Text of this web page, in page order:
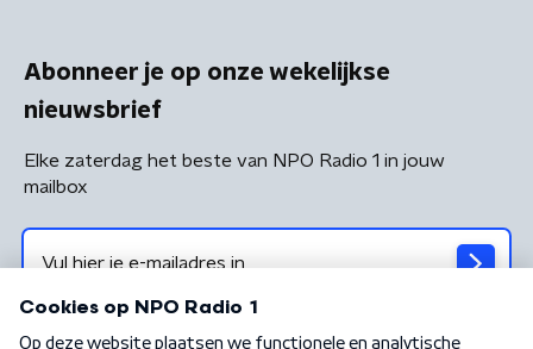
Abonneer je op onze wekelijkse
nieuwsbrief
Elke zaterdag het beste van NPO Radio 1 in jouw
mailbox